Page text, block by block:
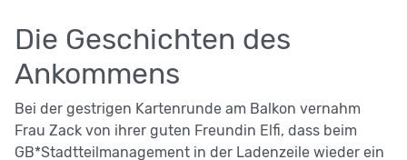
Die Geschichten des
Ankommens
Bei der gestrigen Kartenrunde am Balkon vernahm
Frau Zack von ihrer guten Freundin Elfi, dass beim
GB*Stadtteilmanagement in der Ladenzeile wieder ein